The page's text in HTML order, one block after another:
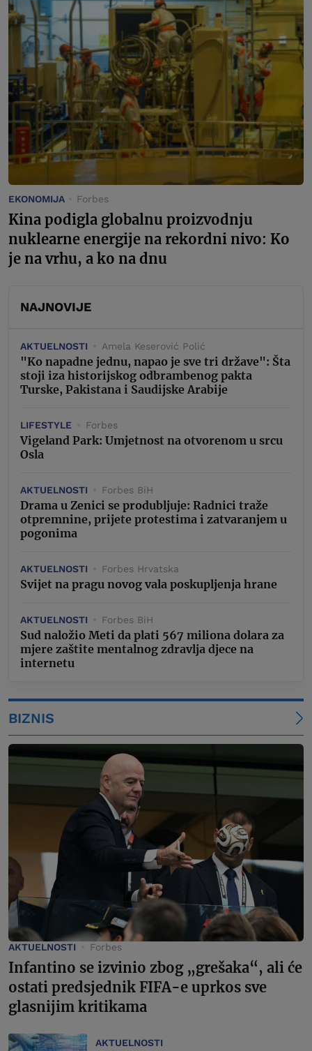
EKONOMIJA Forbes
Kina podigla globalnu proizvodnju
nuklearne energije na rekordni nivo: Ko
je na vrhu, a ko na dnu
NAJNOVIJE
AKTUELNOSTI Amela Keserović Polić
"Ko napadne jednu, napao je sve tri države": Šta
stoji iza historijskog odbrambenog pakta
Turske, Pakistana i Saudijske Arabije
LIFESTYLE Forbes
Vigeland Park: Umjetnost na otvorenom u srcu
Osla
AKTUELNOSTI Forbes BiH
Drama u Zenici se produbljuje: Radnici traže
otpremnine, prijete protestima i zatvaranjem u
pogonima
AKTUELNOSTI Forbes Hrvatska
Svijet na pragu novog vala poskupljenja hrane
AKTUELNOSTI Forbes BiH
Sud naložio Meti da plati 567 miliona dolara za
mjere zaštite mentalnog zdravlja djece na
internetu
BIZNIS
AKTUELNOSTI Forbes
Infantino se izvinio zbog „grešaka“, ali će
ostati predsjednik FIFA-e uprkos sve
glasnijim kritikama
AKTUELNOSTI